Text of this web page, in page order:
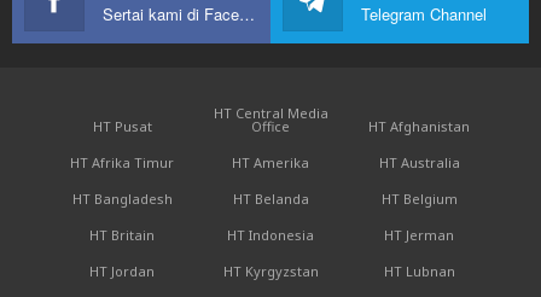
Sertai kami di Facebook Telegram Channel
HT Pusat
HT Central Media
Office
HT Afghanistan
HT Afrika Timur
HT Amerika
HT Australia
HT Bangladesh
HT Belanda
HT Belgium
HT Britain
HT Indonesia
HT Jerman
HT Jordan
HT Kyrgyzstan
HT Lubnan